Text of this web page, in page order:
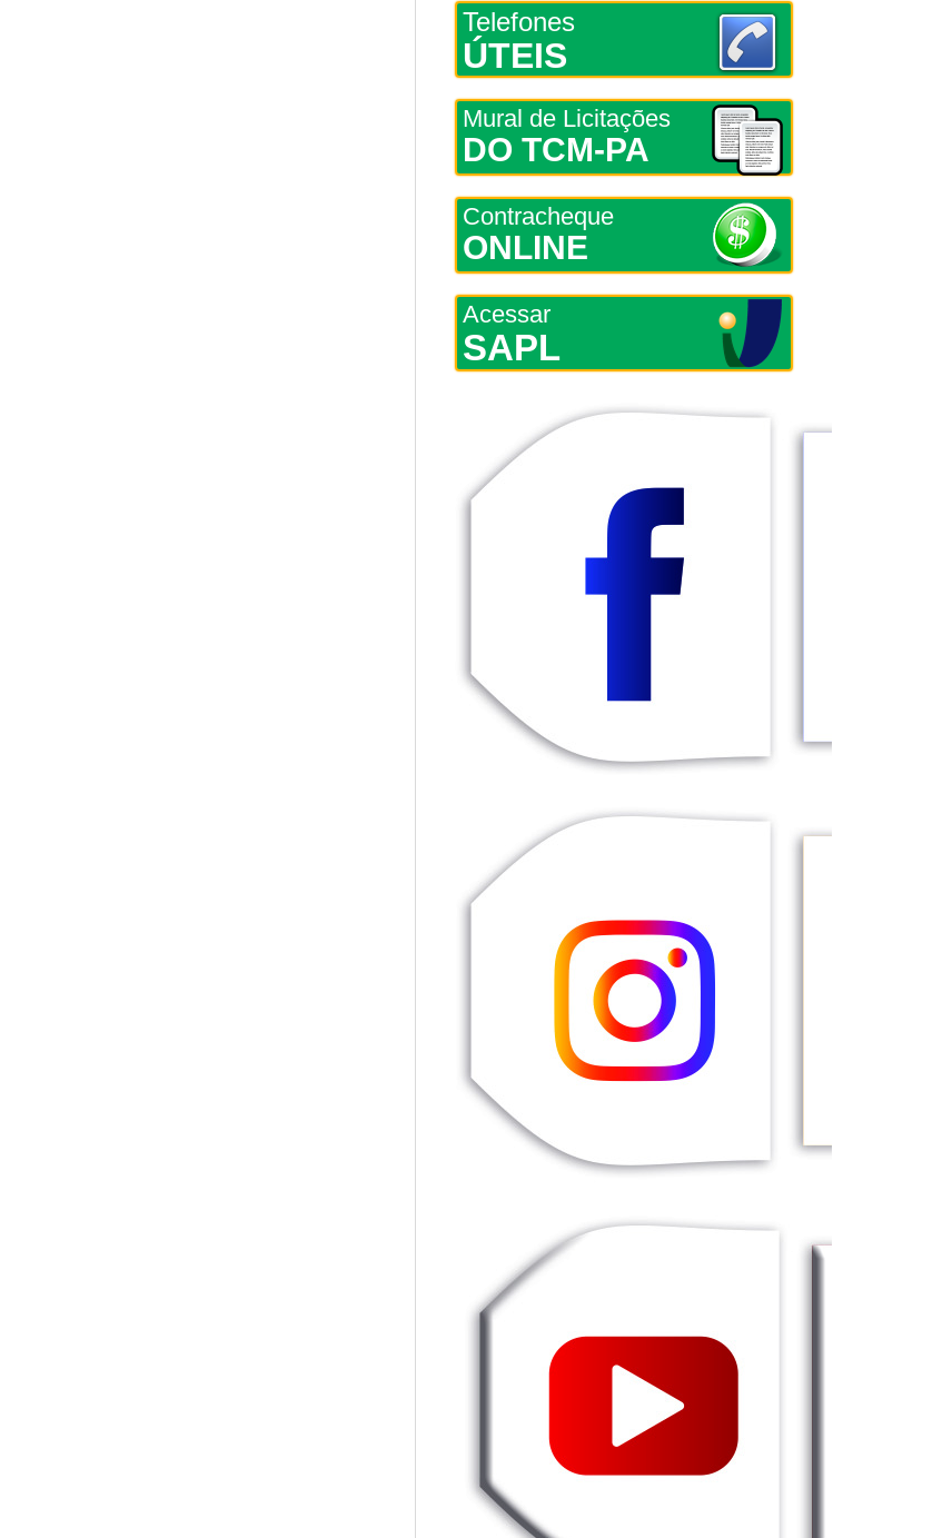
Telefones
ÚTEIS
Mural de Licitações
DO TCM-PA
Contracheque
ONLINE
Acessar
SAPL